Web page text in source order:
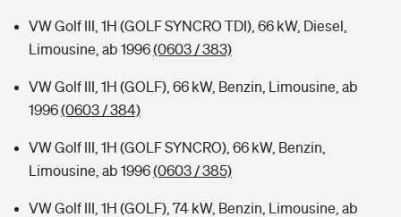
VW Golf III, 1H (GOLF SYNCRO TDI), 66 kW, Diesel,
Limousine, ab 1996(0603 / 383)
VW Golf III, 1H (GOLF), 66 kW, Benzin, Limousine, ab
1996(0603 / 384)
VW Golf III, 1H (GOLF SYNCRO), 66 kW, Benzin,
Limousine, ab 1996(0603 / 385)
VW Golf III, 1H (GOLF), 74 kW, Benzin, Limousine, ab